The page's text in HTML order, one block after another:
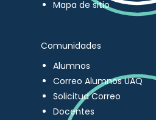
Mapa de sitio
Comunidades
Alumnos
Correo Alumnos UAQ
Solicitud Correo
Docentes